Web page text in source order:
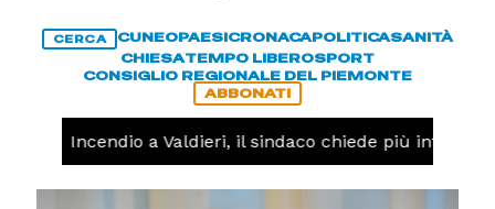
CERCA CUNEOPAESICRONACAPOLITICASANITÀ
CHIESATEMPO LIBEROSPORT
CONSIGLIO REGIONALE DEL PIEMONTE
ABBONATI
Incendio a Valdieri, il sindaco chiede più